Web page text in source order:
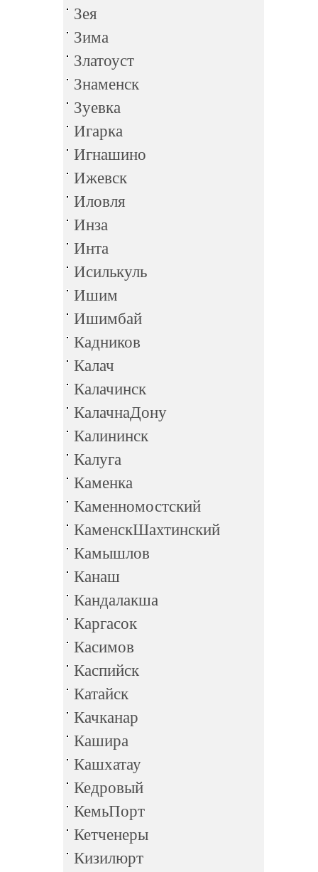
Зея
Зима
Златоуст
Знаменск
Зуевка
Игарка
Игнашино
Ижевск
Иловля
Инза
Инта
Исилькуль
Ишим
Ишимбай
Кадников
Калач
Калачинск
КалачнаДону
Калининск
Калуга
Каменка
Каменномостский
КаменскШахтинский
Камышлов
Канаш
Кандалакша
Каргасок
Касимов
Каспийск
Катайск
Качканар
Кашира
Кашхатау
Кедровый
КемьПорт
Кетченеры
Кизилюрт